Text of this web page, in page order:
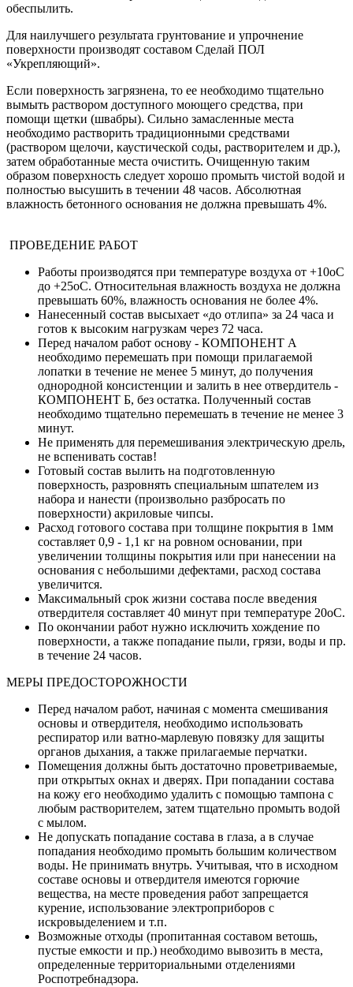
обеспылить.
Для наилучшего результата грунтование и упрочнение
поверхности производят составом Сделай ПОЛ
«Укрепляющий».
Если поверхность загрязнена, то ее необходимо тщательно
вымыть раствором доступного моющего средства, при
помощи щетки (швабры). Сильно замасленные места
необходимо растворить традиционными средствами
(раствором щелочи, каустической соды, растворителем и др.),
затем обработанные места очистить. Очищенную таким
образом поверхность следует хорошо промыть чистой водой и
полностью высушить в течении 48 часов. Абсолютная
влажность бетонного основания не должна превышать 4%.
ПРОВЕДЕНИЕ РАБОТ
Работы производятся при температуре воздуха от +10оС
до +25оС. Относительная влажность воздуха не должна
превышать 60%, влажность основания не более 4%.
Нанесенный состав высыхает «до отлипа» за 24 часа и
готов к высоким нагрузкам через 72 часа.
Перед началом работ основу - КОМПОНЕНТ А
необходимо перемешать при помощи прилагаемой
лопатки в течение не менее 5 минут, до получения
однородной консистенции и залить в нее отвердитель -
КОМПОНЕНТ Б, без остатка. Полученный состав
необходимо тщательно перемешать в течение не менее 3
минут.
Не применять для перемешивания электрическую дрель,
не вспенивать состав!
Готовый состав вылить на подготовленную
поверхность, разровнять специальным шпателем из
набора и нанести (произвольно разбросать по
поверхности) акриловые чипсы.
Расход готового состава при толщине покрытия в 1мм
составляет 0,9 - 1,1 кг на ровном основании, при
увеличении толщины покрытия или при нанесении на
основания с небольшими дефектами, расход состава
увеличится.
Максимальный срок жизни состава после введения
отвердителя составляет 40 минут при температуре 20оС.
По окончании работ нужно исключить хождение по
поверхности, а также попадание пыли, грязи, воды и пр.
в течение 24 часов.
МЕРЫ ПРЕДОСТОРОЖНОСТИ
Перед началом работ, начиная с момента смешивания
основы и отвердителя, необходимо использовать
респиратор или ватно-марлевую повязку для защиты
органов дыхания, а также прилагаемые перчатки.
Помещения должны быть достаточно проветриваемые,
при открытых окнах и дверях. При попадании состава
на кожу его необходимо удалить с помощью тампона с
любым растворителем, затем тщательно промыть водой
с мылом.
Не допускать попадание состава в глаза, а в случае
попадания необходимо промыть большим количеством
воды. Не принимать внутрь. Учитывая, что в исходном
составе основы и отвердителя имеются горючие
вещества, на месте проведения работ запрещается
курение, использование электроприборов с
искровыделением и т.п.
Возможные отходы (пропитанная составом ветошь,
пустые емкости и пр.) необходимо вывозить в места,
определенные территориальными отделениями
Роспотребнадзора.